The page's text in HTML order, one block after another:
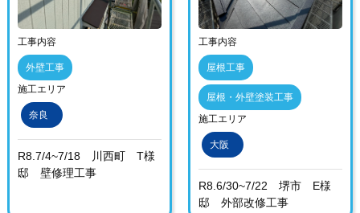
工事内容
外壁工事
施工エリア
奈良
R8.7/4~7/18 川西町 T様
邸 壁修理工事
工事内容
屋根工事
屋根・外壁塗装工事
施工エリア
大阪
R8.6/30~7/22 堺市 E様
邸 外部改修工事